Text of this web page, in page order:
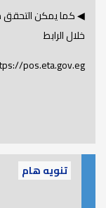
◀ كما يمكن التحقق
خلال الرابط
pos.eta.gov.eg
تنويه هام